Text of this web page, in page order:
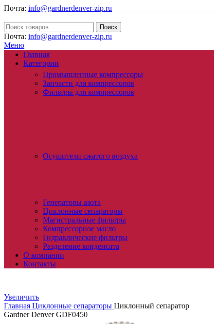
Почта: info@gardnerdenver-zip.ru
Поиск
Почта: info@gardnerdenver-zip.ru
Меню
Главная
Категории
Промышленные компрессоры
Запчасти для компрессоров
Фильтры для компрессоров
Осушители сжатого воздуха
Генераторы азота
Циклонные сепараторы
Магистральные фильтры
Компрессорное масло
Гидравлические фильтры
Разделение конденсата
О компании
Контакты
Увеличить
Главная Циклонные сепараторы Циклонный сепаратор
Gardner Denver GDF0450